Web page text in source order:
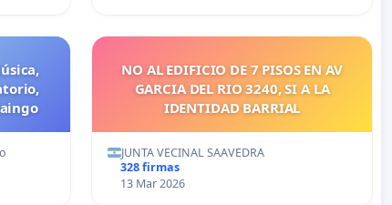
NO AL EDIFICIO DE 7 PISOS EN AV
GARCIA DEL RIO 3240, SI A LA
IDENTIDAD BARRIAL
JUNTA VECINAL SAAVEDRA
328 firmas
13 Mar 2026